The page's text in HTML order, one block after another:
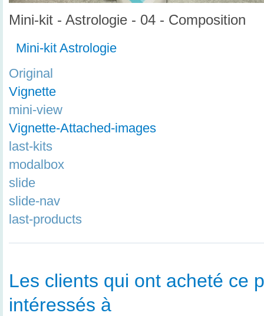
Mini-kit - Astrologie - 04 - Composition
Mini-kit Astrologie
Original
Vignette
mini-view
Vignette-Attached-images
last-kits
modalbox
slide
slide-nav
last-products
Les clients qui ont acheté ce
intéressés à